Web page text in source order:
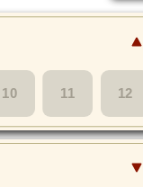
10 11 12